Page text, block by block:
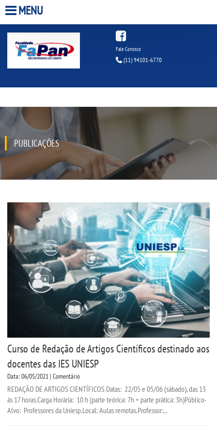
QUEM SOMOS
INFRAESTRUTURA
BIBLIOTECA
CPSA
PROUNI
CURSOS
BACHARELADOS
TECNOLÓGICOS
VESTIBULAR
MENU
Fale Conosco
(11) 94101-6770
PUBLICAÇÕES
Curso de Redação de Artigos Científicos destinado aos
docentes das IES UNIESP
Data: 06/05/2021 | Comentário
REDAÇÃO DE ARTIGOS CIENTÍFICOS Datas: 22/05 e 05/06 (sábado), das 13
às 17 horas.Carga Horária: 10 h (parte teórica: 7h + parte prática: 3h)Público-
Alvo: Professores da Uniesp.Local: Aulas remotas.Professor:...